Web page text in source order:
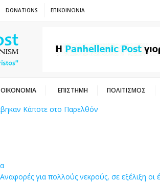
DONATIONS ΕΠΙΚΟΙΝΩΝΙΑ
ΟΙΚΟΝΟΜΙΑ ΕΠΙΣΤΗΜΗ ΠΟΛΙΤΙΣΜΟΣ
Κάποτε στο Παρελθόν
για πολλούς νεκρούς, σε εξέλιξη οι